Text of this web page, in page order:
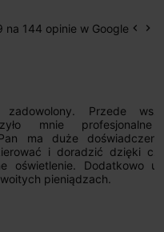
na 144 opinie w Google keyboard_arrow_left keyboard_arrow_right
Przede wszystkim od
podejście
doświadczenie i potrafi
dzięki czemu mamy
Dodatkowo udało się to